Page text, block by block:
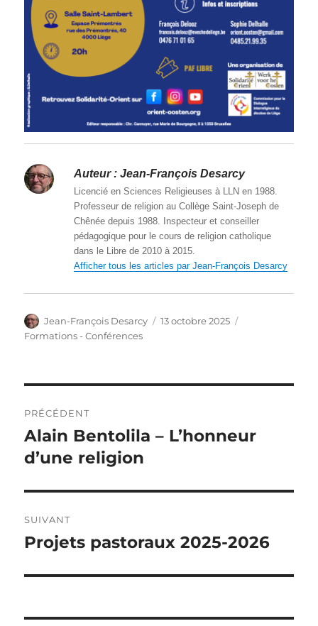
Auteur : Jean-François Desarcy
Licencié en Sciences Religieuses à LLN en 1988.
Professeur de religion au Collège Saint-Joseph de
Chênée depuis 1988. Inspecteur et conseiller
pédagogique pour le cours de religion catholique
dans le Libre de 2010 à 2015.
Afficher tous les articles par Jean-François Desarcy
Auteur
Jean-François Desarcy
Publié
13 octobre 2025
Formations - Conférences
de
l’article
PRÉCÉDENT
Article
précédent :
Alain Bentolila – L’honneur
d’une religion
SUIVANT
Article
Projets pastoraux 2025-2026